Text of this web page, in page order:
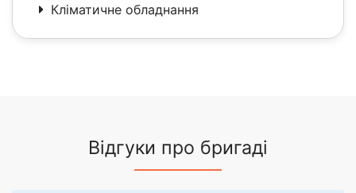
Кліматичне обладнання
Відгуки про бригаді